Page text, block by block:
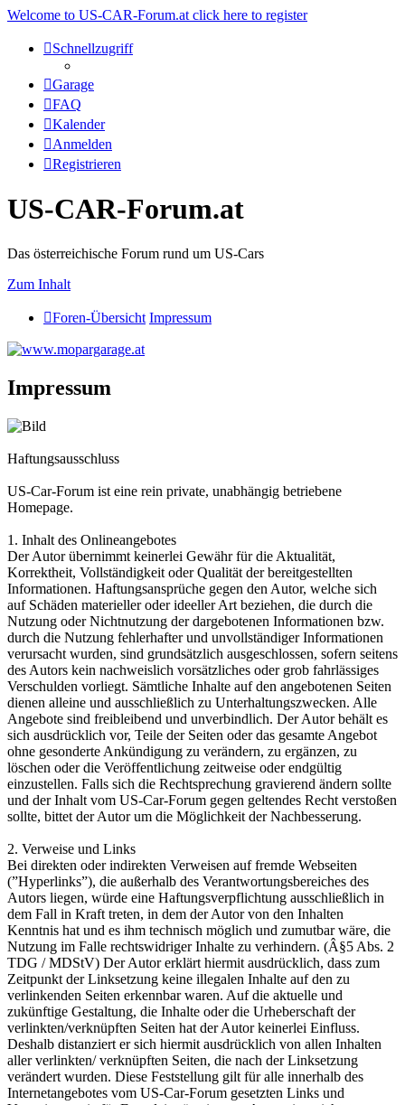
Welcome to US-CAR-Forum.at click here to register
Schnellzugriff
Garage
FAQ
Kalender
Anmelden
Registrieren
US-CAR-Forum.at
Das österreichische Forum rund um US-Cars
Zum Inhalt
Foren-Übersicht Impressum
Impressum
Haftungsausschluss
US-Car-Forum ist eine rein private, unabhängig betriebene
Homepage.
1. Inhalt des Onlineangebotes
Der Autor übernimmt keinerlei Gewähr für die Aktualität,
Korrektheit, Vollständigkeit oder Qualität der bereitgestellten
Informationen. Haftungsansprüche gegen den Autor, welche sich
auf Schäden materieller oder ideeller Art beziehen, die durch die
Nutzung oder Nichtnutzung der dargebotenen Informationen bzw.
durch die Nutzung fehlerhafter und unvollständiger Informationen
verursacht wurden, sind grundsätzlich ausgeschlossen, sofern seitens
des Autors kein nachweislich vorsätzliches oder grob fahrlässiges
Verschulden vorliegt. Sämtliche Inhalte auf den angebotenen Seiten
dienen alleine und ausschließlich zu Unterhaltungszwecken. Alle
Angebote sind freibleibend und unverbindlich. Der Autor behält es
sich ausdrücklich vor, Teile der Seiten oder das gesamte Angebot
ohne gesonderte Ankündigung zu verändern, zu ergänzen, zu
löschen oder die Veröffentlichung zeitweise oder endgültig
einzustellen. Falls sich die Rechtsprechung gravierend ändern sollte
und der Inhalt vom US-Car-Forum gegen geltendes Recht verstoßen
sollte, bittet der Autor um die Möglichkeit der Nachbesserung.
2. Verweise und Links
Bei direkten oder indirekten Verweisen auf fremde Webseiten
(”Hyperlinks”), die außerhalb des Verantwortungsbereiches des
Autors liegen, würde eine Haftungsverpflichtung ausschließlich in
dem Fall in Kraft treten, in dem der Autor von den Inhalten
Kenntnis hat und es ihm technisch möglich und zumutbar wäre, die
Nutzung im Falle rechtswidriger Inhalte zu verhindern. (Â§5 Abs. 2
TDG / MDStV) Der Autor erklärt hiermit ausdrücklich, dass zum
Zeitpunkt der Linksetzung keine illegalen Inhalte auf den zu
verlinkenden Seiten erkennbar waren. Auf die aktuelle und
zukünftige Gestaltung, die Inhalte oder die Urheberschaft der
verlinkten/verknüpften Seiten hat der Autor keinerlei Einfluss.
Deshalb distanziert er sich hiermit ausdrücklich von allen Inhalten
aller verlinkten/ verknüpften Seiten, die nach der Linksetzung
verändert wurden. Diese Feststellung gilt für alle innerhalb des
Internetangebotes vom US-Car-Forum gesetzten Links und